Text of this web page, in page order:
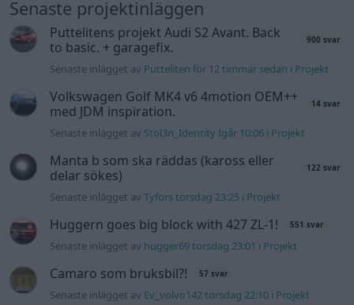
Senaste projektinläggen
Puttelitens projekt Audi S2 Avant. Back
to basic. + garagefix.
900 svar
Senaste inlägget av Putteliten för 12 timmar sedan i Projekt
Volkswagen Golf MK4 v6 4motion OEM++
med JDM inspiration.
14 svar
Senaste inlägget av Stol3n_Identity Igår 10:06 i Projekt
Manta b som ska räddas (kaross eller
delar sökes)
122 svar
Senaste inlägget avTyfors torsdag 23:25 i Projekt
Huggern goes big block with 427 ZL-1! 551 svar
Senaste inlägget av hugger69 torsdag 23:01 i Projekt
Camaro som bruksbil?! 57 svar
Senaste inlägget av Ev_volvo142 torsdag 22:10 i Projekt